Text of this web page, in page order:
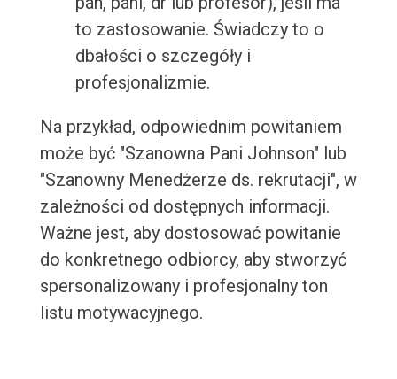
to zastosowanie. Świadczy to o
dbałości o szczegóły i
profesjonalizmie.
Na przykład, odpowiednim powitaniem
może być "Szanowna Pani Johnson" lub
"Szanowny Menedżerze ds. rekrutacji", w
zależności od dostępnych informacji.
Ważne jest, aby dostosować powitanie
do konkretnego odbiorcy, aby stworzyć
spersonalizowany i profesjonalny ton
listu motywacyjnego.